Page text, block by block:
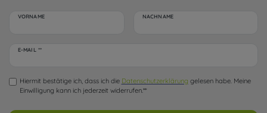
VORNAME NACHNAME
E-MAIL **
Newsletter
Hiermit bestätige ich, dass ich die Daten­schutz­erklärung gelesen habe. Meine
Einwilligung kann ich jederzeit widerrufen.**